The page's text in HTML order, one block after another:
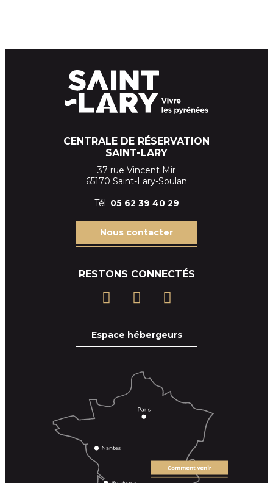
CENTRALE DE RÉSERVATION
SAINT-LARY
37 rue Vincent Mir
65170 Saint-Lary-Soulan
Tél. 05 62 39 40 29
Nous contacter
RESTONS CONNECTÉS
Espace hébergeurs